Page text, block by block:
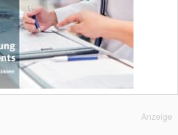
Anzeige